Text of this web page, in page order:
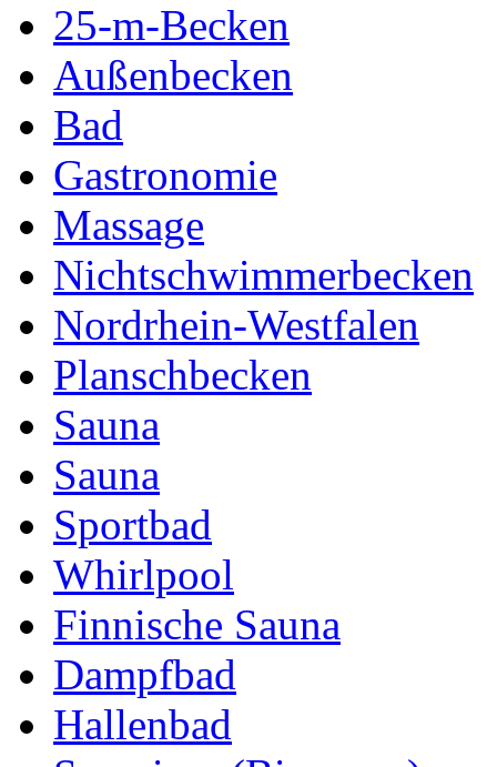
25-m-Becken
Außenbecken
Bad
Gastronomie
Massage
Nichtschwimmerbecken
Nordrhein-Westfalen
Planschbecken
Sauna
Sauna
Sportbad
Whirlpool
Finnische Sauna
Dampfbad
Hallenbad